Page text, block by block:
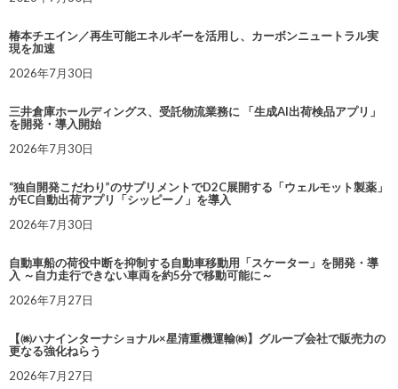
椿本チエイン／再生可能エネルギーを活用し、カーボンニュートラル実
現を加速
2026年7月30日
三井倉庫ホールディングス、受託物流業務に 「生成AI出荷検品アプリ」
を開発・導入開始
2026年7月30日
“独自開発こだわり”のサプリメントでD2C展開する「ウェルモット製薬」
がEC自動出荷アプリ「シッピーノ」を導入
2026年7月30日
自動車船の荷役中断を抑制する自動車移動用「スケーター」を開発・導
入 ～自力走行できない車両を約5分で移動可能に～
2026年7月27日
【㈱ハナインターナショナル×星清重機運輸㈱】グループ会社で販売力の
更なる強化ねらう
2026年7月27日